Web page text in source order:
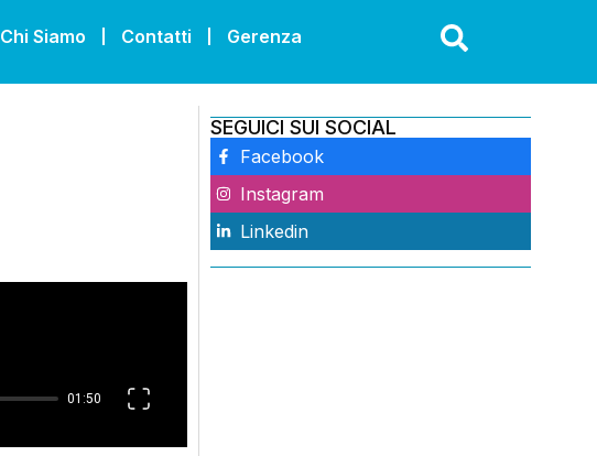
Chi Siamo Contatti Gerenza
SEGUICI SUI SOCIAL
Facebook
Instagram
Linkedin